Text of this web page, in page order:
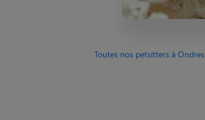
Toutes nos petsitters à Ondres